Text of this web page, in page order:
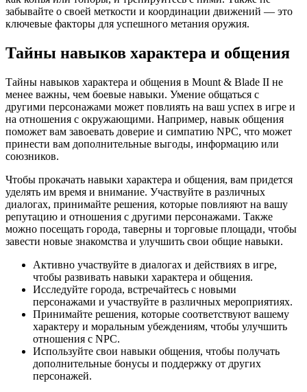
забывайте о своей меткости и координации движений — это
ключевые факторы для успешного метания оружия.
Тайны навыков характера и общения
Тайны навыков характера и общения в Mount & Blade II не
менее важны, чем боевые навыки. Умение общаться с
другими персонажами может повлиять на ваш успех в игре и
на отношения с окружающими. Например, навык общения
поможет вам завоевать доверие и симпатию NPC, что может
принести вам дополнительные выгоды, информацию или
союзников.
Чтобы прокачать навыки характера и общения, вам придется
уделять им время и внимание. Участвуйте в различных
диалогах, принимайте решения, которые повлияют на вашу
репутацию и отношения с другими персонажами. Также
можно посещать города, таверны и торговые площади, чтобы
завести новые знакомства и улучшить свои общие навыки.
Активно участвуйте в диалогах и действиях в игре,
чтобы развивать навыки характера и общения.
Исследуйте города, встречайтесь с новыми
персонажами и участвуйте в различных мероприятиях.
Принимайте решения, которые соответствуют вашему
характеру и моральным убеждениям, чтобы улучшить
отношения с NPC.
Используйте свои навыки общения, чтобы получать
дополнительные бонусы и поддержку от других
персонажей.